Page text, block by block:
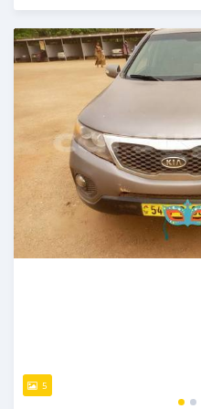
Publié il y a 4 mois
5